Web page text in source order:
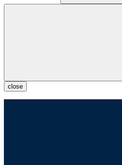
close